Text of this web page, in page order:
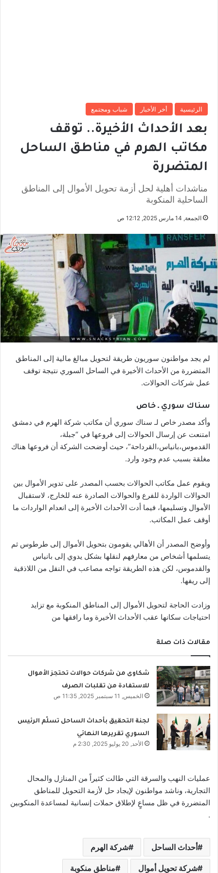
الرئيسية أخر الأخبار شباب ومجتمع
بعد الأحداث الأخيرة.. توقف
مكاتب الهرم في مناطق الساحل
المتضررة
مناشدات أهلية لحل أزمة تحويل الأموال إلى المناطق
الساحلية المنكوبة
الجمعة, 14 مارس 2025, 12:12 ص
لم يجد مواطنون سوريون طريقة لتحويل مبالغ مالية إلى المناطق
المتضررة من الأحداث الأخيرة في الساحل السوري نتيجة توقف
عمل شركات الحوالات.
سناك سوري ـ خاص
وأكد مصدر خاص لـ سناك سوري أن مكاتب شركة الهرم في دمشق
امتنعت عن إرسال الحوالات إلى فروعها في “جبلة،
القدموس،بانياس،القرداحة”، حيث أوضحت الشركة أن فروعها هناك
مغلقة بسبب عدم وجود وارد.
ويقوم عمل مكاتب الحوالات بحسب المصدر على تدوير الأموال بين
الحوالات الواردة للفرع والحوالات الصادرة عنه للخارج، لاستقبال
الأموال وتسليمها، فيما أدت الأحداث الأخيرة إلى انعدام الواردات ما
أوقف عمل المكاتب.
وأوضح المصدر أن الأهالي يقومون بتحويل الأموال إلى طرطوس ثم
يتسلمها أشخاص من معارفهم لنقلها بشكل يدوي إلى بانياس
والقدموس، لكن هذه الطريقة تواجه مصاعب في النقل من اللاذقية
إلى ريفها.
وزادت الحاجة لتحويل الأموال إلى المناطق المنكوبة مع تزايد
احتياجات سكانها عقب الأحداث الأخيرة وما رافقها من
مقالات ذات صلة
شكاوى من شركات حوالات تحتجز الأموال
للاستفادة من تقلبات الصرف
الخميس, 11 سبتمبر 2025, 11:35 ص
لجنة التحقيق بأحداث الساحل تسلّم الرئيس
السوري تقريرها النهائي
الأحد, 20 يوليو 2025, 2:30 م
عمليات النهب والسرقة التي طالت كثيراً من المنازل والمحال
التجارية، وناشد مواطنون لإيجاد حل لأزمة التحويل للمناطق
المتضررة في ظل مساعٍ لإطلاق حملات إنسانية لمساعدة المنكوبين
.
أحداث الساحل شركة الهرم
شركة تحويل أموال مناطق منكوبة